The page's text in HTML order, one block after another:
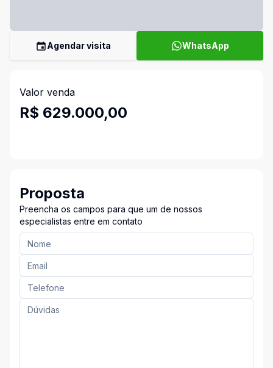
Agendar visita WhatsApp
Valor venda
R$ 629.000,00
Proposta
Preencha os campos para que um de nossos
especialistas entre em contato